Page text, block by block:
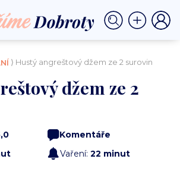
⟩ Hustý angreštový džem ze 2 surovin
džem ze 2
Komentáře
Vaření: 22 minut